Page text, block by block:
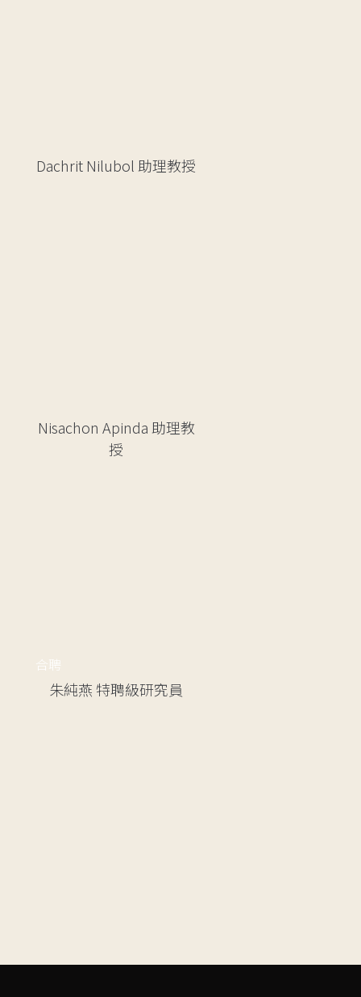
Dachrit Nilubol 助理教授
Nisachon Apinda 助理教
授
合聘
朱純燕特聘級研究員